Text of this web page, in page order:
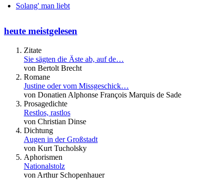
Solang' man liebt
heute meistgelesen
Zitate
Sie sägten die Äste ab, auf de…
von Bertolt Brecht
Romane
Justine oder vom Missgeschick…
von Donatien Alphonse François Marquis de Sade
Prosagedichte
Restlos, rastlos
von Christian Dinse
Dichtung
Augen in der Großstadt
von Kurt Tucholsky
Aphorismen
Nationalstolz
von Arthur Schopenhauer